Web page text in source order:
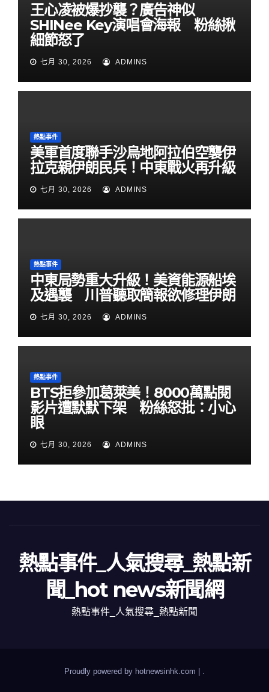
王心凌被爆抄襲？廣告神似
SHINee Key演唱會海報 粉絲揪
細節怒了
七月 30, 2026 ADMINS
熱點事件
美軍首度聯手沙烏地阿拉伯空襲伊
拉克親伊朗民兵！中東戰火再升級
七月 30, 2026 ADMINS
熱點事件
中東局勢重大升級！美資能源船埃
及遇襲 川普聽取簡報欲修理伊朗
七月 30, 2026 ADMINS
熱點事件
BTS拒參加葛萊美！8000萬點閱
影片遭默默下架 粉絲怒批：小心
眼
七月 30, 2026 ADMINS
熱點事件_人氣搜尋_熱點新
聞_hot news新聞網
熱點事件_人氣搜尋_熱點新聞
Proudly powered by hotnewsinhk.com |